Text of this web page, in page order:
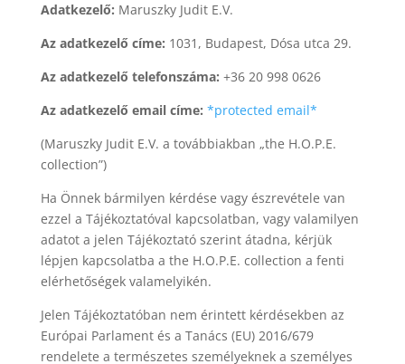
Adatkezelő: Maruszky Judit E.V.
Az adatkezelő címe: 1031, Budapest, Dósa utca 29.
Az adatkezelő telefonszáma: +36 20 998 0626
Az adatkezelő email címe: *protected email*
(Maruszky Judit E.V. a továbbiakban „the H.O.P.E.
collection”)
Ha Önnek bármilyen kérdése vagy észrevétele van
ezzel a Tájékoztatóval kapcsolatban, vagy valamilyen
adatot a jelen Tájékoztató szerint átadna, kérjük
lépjen kapcsolatba a the H.O.P.E. collection a fenti
elérhetőségek valamelyikén.
Jelen Tájékoztatóban nem érintett kérdésekben az
Európai Parlament és a Tanács (EU) 2016/679
rendelete a természetes személyeknek a személyes